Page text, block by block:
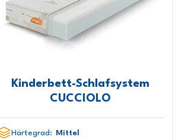
Kinderbett-Schlafsystem
CUCCIOLO
Härtegrad: Mittel